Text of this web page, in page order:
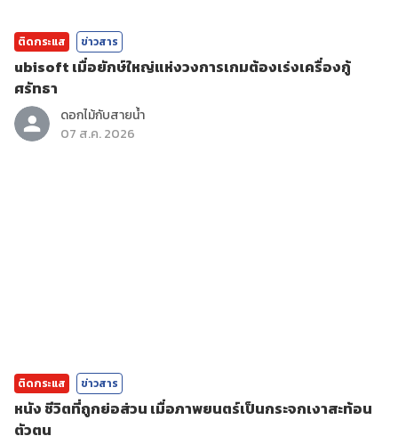
ติดกระแส ข่าวสาร
ubisoft เมื่อยักษ์ใหญ่แห่งวงการเกมต้องเร่งเครื่องกู้
ศรัทธา
ดอกไม้กับสายน้ำ
07 ส.ค. 2026
ติดกระแส ข่าวสาร
หนัง ชีวิตที่ถูกย่อส่วน เมื่อภาพยนตร์เป็นกระจกเงาสะท้อน
ตัวตน